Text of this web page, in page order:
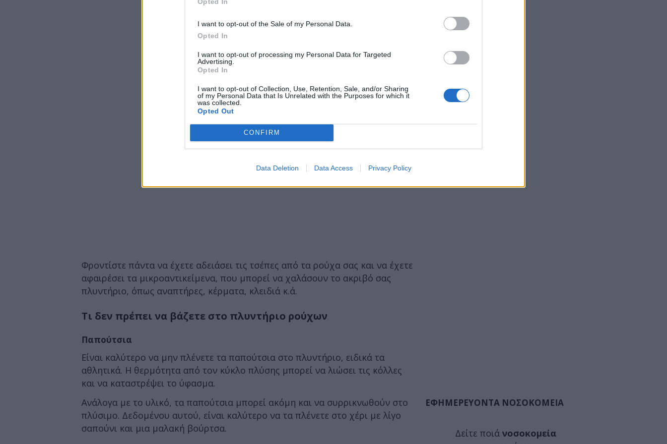
I want to opt-out of the Sale of my Personal Data.
Opted In
I want to opt-out of processing my Personal Data for Targeted
Advertising.
Opted In
I want to opt-out of Collection, Use, Retention, Sale, and/or Sharing
of my Personal Data that Is Unrelated with the Purposes for which it
was collected.
Opted Out
CONFIRM
Data Deletion Data Access Privacy Policy
Φροντίστε πάντα να έχετε αδειάσει τις τσέπες από τα ρούχα σας και να έχετε
αφαιρέσει τα μικροαντικείμενα, που μπορεί να χαλάσουν το ακριβό σας
πλυντήριο, όπως αναπτήρες, κέρματα, κλειδιά κ.ά.
Τι δεν πρέπει να βάζετε στο πλυντήριο ρούχων
Παπούτσια
Είναι καλύτερο να μην πλένετε τα παπούτσια στο πλυντήριο, ειδικά τα
αθλητικά. Η θερμότητα από τον κύκλο πλύσης μπορεί να λιώσει τις κόλλες
και να καταστρέψει το ύφασμα.
Ανάλογα με το υλικό, τα παπούτσια μπορεί ακόμη και να συρρικνωθούν στο
πλύσιμο. Δεδομένου αυτού, είναι καλύτερο να τα πλένετε στο χέρι με λίγο
σαπούνι και μια μαλακή βούρτσα.
ΕΦΗΜΕΡΕΥΟΝΤΑ ΝΟΣΟΚΟΜΕΙΑ
Δείτε ποιά νοσοκομεία